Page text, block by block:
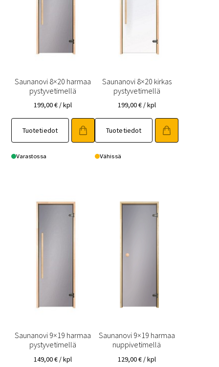
Saunanovi 8×20 harmaa
pystyvetimellä
199,00€ / kpl
Tuotetiedot
tuotteella
on
useampi
Varastossa
Saunanovi 8×20 kirkas
pystyvetimellä
199,00€ / kpl
Tuotetiedot
tuotteella
on
useampi
Vähissä
Saunanovi 9×19 harmaa
pystyvetimellä
149,00€ / kpl
Saunanovi 9×19 harmaa
nuppivetimellä
129,00€ / kpl